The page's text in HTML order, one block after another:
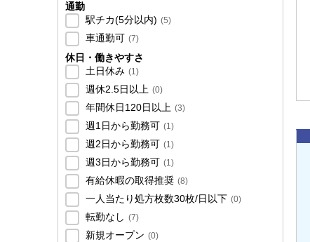
通勤
駅チカ(5分以内) (5)
車通勤可 (7)
休日・働きやすさ
土日休み (1)
週休2.5日以上 (0)
年間休日120日以上 (3)
週1日から勤務可 (1)
週2日から勤務可 (1)
週3日から勤務可 (1)
有給休暇の取得推奨 (8)
一人当たり処方枚数30枚/日以下 (0)
転勤なし (7)
新規オープン (0)